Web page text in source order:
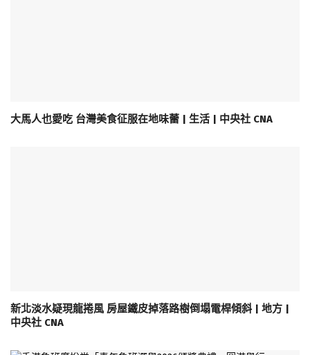
大馬人也愛吃 台灣美食征服在地味蕾 | 生活 | 中央社 CNA
新北淡水疑現龍捲風 房屋鐵皮掉落路樹倒塌電桿傾斜 | 地方 |
中央社 CNA